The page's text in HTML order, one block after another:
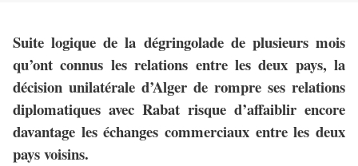
Suite logique de la dégringolade de plusieurs mois
qu’ont connus les relations entre les deux pays, la
décision unilatérale d’Alger de rompre ses relations
diplomatiques avec Rabat risque d’affaiblir encore
davantage les échanges commerciaux entre les deux
pays voisins.